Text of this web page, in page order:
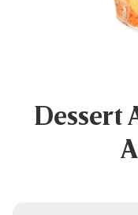
Dessert